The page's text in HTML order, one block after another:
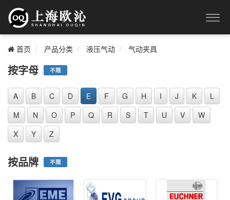
首页 产品分类 液压气动 气动夹具
按字母 不限
A B C D E F G H I J K
L
M
N O P Q R S T U V
W
X
Y Z
按品牌 不限